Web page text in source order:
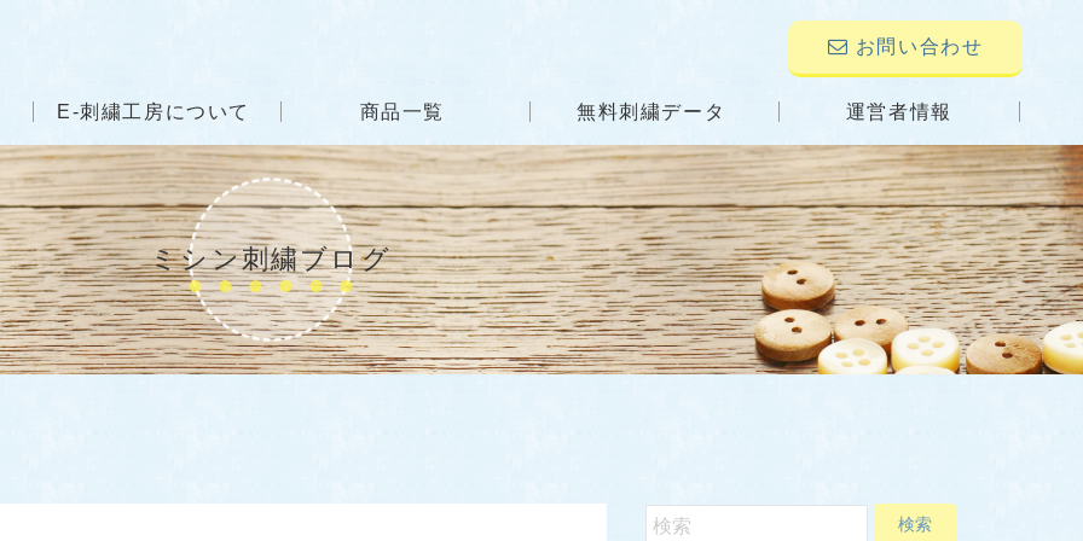
お問い合わせ
E-刺繍工房について 商品一覧 無料刺繍データ 運営者情報
ミシン刺繍ブログ